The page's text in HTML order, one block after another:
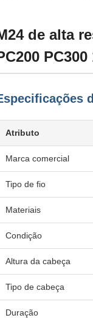
de alta
Atributo
Marca comercial
Tipo de fio
Materiais
Condição
Altura da cabeça
Tipo de cabeça
Duração